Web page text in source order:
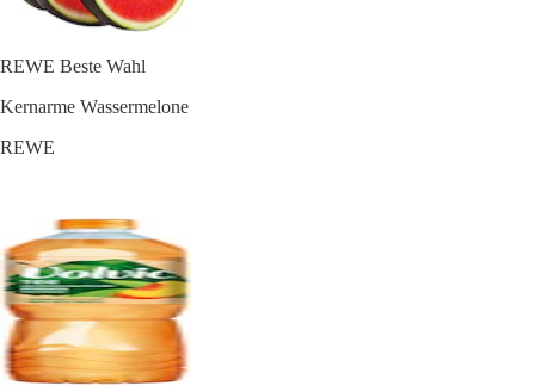
REWE Beste Wahl
Kernarme Wassermelone
REWE